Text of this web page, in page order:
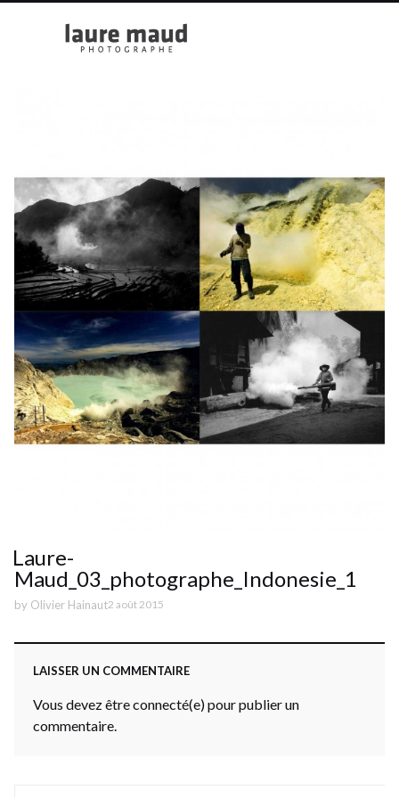
Laure-
Maud_03_photographe_Indonesie_1
by Olivier Hainaut2 août 2015
LAISSER UN COMMENTAIRE
Vous devez être connecté(e) pour publier un
commentaire.